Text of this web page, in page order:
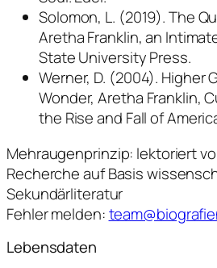
Solomon, L. (2019). The
Aretha Franklin, an
State University Press.
Werner, D. (2004). Higher
Wonder, Aretha Franklin,
the Rise and Fall of
Mehraugenprinzip: lektoriert
Recherche auf Basis
Sekundärliteratur
Fehler melden:
Lebensdaten